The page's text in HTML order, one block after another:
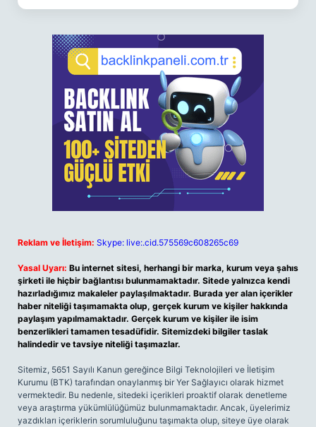
Reklam ve İletişim: Skype: live:.cid.575569c608265c69
Yasal Uyarı: Bu internet sitesi, herhangi bir marka, kurum veya şahıs
şirketi ile hiçbir bağlantısı bulunmamaktadır. Sitede yalnızca kendi
hazırladığımız makaleler paylaşılmaktadır. Burada yer alan içerikler
haber niteliği taşımamakta olup, gerçek kurum ve kişiler hakkında
paylaşım yapılmamaktadır. Gerçek kurum ve kişiler ile isim
benzerlikleri tamamen tesadüfidir. Sitemizdeki bilgiler taslak
halindedir ve tavsiye niteliği taşımazlar.
Sitemiz, 5651 Sayılı Kanun gereğince Bilgi Teknolojileri ve İletişim
Kurumu (BTK) tarafından onaylanmış bir Yer Sağlayıcı olarak hizmet
vermektedir. Bu nedenle, sitedeki içerikleri proaktif olarak denetleme
veya araştırma yükümlülüğümüz bulunmamaktadır. Ancak, üyelerimiz
yazdıkları içeriklerin sorumluluğunu taşımakta olup, siteye üye olarak